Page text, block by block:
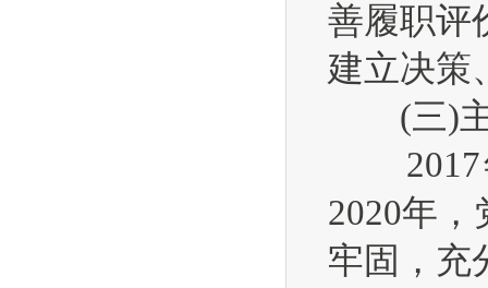
善履职评
建立决策
(三)主
2017
2020年
牢固，充